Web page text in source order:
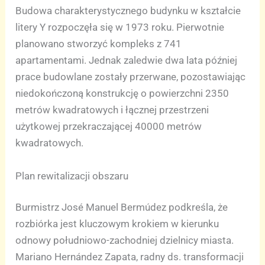
Budowa charakterystycznego budynku w kształcie
litery Y rozpoczęła się w 1973 roku. Pierwotnie
planowano stworzyć kompleks z 741
apartamentami. Jednak zaledwie dwa lata później
prace budowlane zostały przerwane, pozostawiając
niedokończoną konstrukcję o powierzchni 2350
metrów kwadratowych i łącznej przestrzeni
użytkowej przekraczającej 40000 metrów
kwadratowych.
Plan rewitalizacji obszaru
Burmistrz José Manuel Bermúdez podkreśla, że
rozbiórka jest kluczowym krokiem w kierunku
odnowy południowo-zachodniej dzielnicy miasta.
Mariano Hernández Zapata, radny ds. transformacji